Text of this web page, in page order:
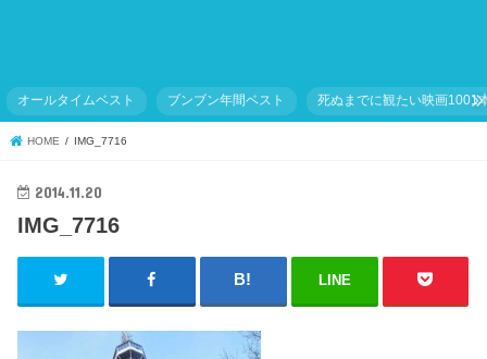
オールタイムベスト ブンブン年間ベスト 死ぬまでに観たい映画1001
HOME IMG_7716
2014.11.20
IMG_7716
LINE